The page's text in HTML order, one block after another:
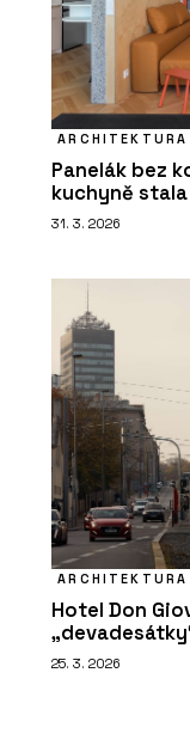
ARCHITEKTURA
Panelák bez
kuchyně
31. 3. 2026
ARCHITEKTURA
Hotel Don
25. 3. 2026